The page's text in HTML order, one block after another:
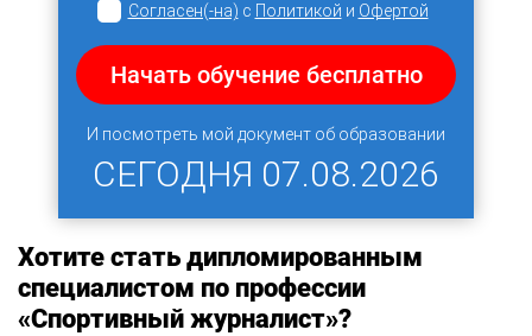
Согласен(-на) с Политикой и Офертой
Начать обучение бесплатно
И посмотреть мой документ об образовании
СЕГОДНЯ 07.08.2026
Хотите стать дипломированным
специалистом по профессии
«Спортивный журналист»?